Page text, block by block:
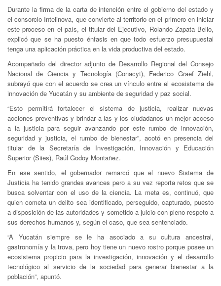
Durante la firma de la carta de intención entre el gobierno del estado y
el consorcio Intelinova, que convierte al territorio en el primero en iniciar
este proceso en el país, el titular del Ejecutivo, Rolando Zapata Bello,
explicó que se ha puesto énfasis en que todo esfuerzo presupuestal
tenga una aplicación práctica en la vida productiva del estado.
Acompañado del director adjunto de Desarrollo Regional del Consejo
Nacional de Ciencia y Tecnología (Conacyt), Federico Graef Ziehl,
subrayó que con el acuerdo se crea un vínculo entre el ecosistema de
innovación de Yucatán y su ambiente de seguridad y paz social.
“Esto permitirá fortalecer el sistema de justicia, realizar nuevas
acciones preventivas y brindar a las y los ciudadanos un mejor acceso
a la justicia para seguir avanzando por este rumbo de innovación,
seguridad y justicia, el rumbo de bienestar”, acotó en presencia del
titular de la Secretaría de Investigación, Innovación y Educación
Superior (Siies), Raúl Godoy Montañez.
En ese sentido, el gobernador remarcó que el nuevo Sistema de
Justicia ha tenido grandes avances pero a su vez reporta retos que se
busca solventar con el uso de la ciencia. La meta es, continuó, que
quien cometa un delito sea identificado, perseguido, capturado, puesto
a disposición de las autoridades y sometido a juicio con pleno respeto a
sus derechos humanos y, según el caso, que sea sentenciado.
“A Yucatán siempre se le ha asociado a su cultura ancestral,
gastronomía y la trova, pero hoy tiene un nuevo rostro porque posee un
ecosistema propicio para la investigación, innovación y el desarrollo
tecnológico al servicio de la sociedad para generar bienestar a la
población”, apuntó.